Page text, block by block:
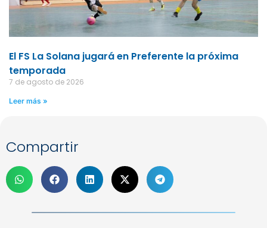
El FS La Solana jugará en Preferente la próxima
temporada
7 de agosto de 2026
Leer más »
Compartir